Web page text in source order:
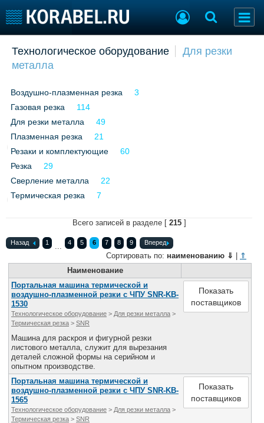
Судостроение
Новости
Компании
Репутация
Работа
Крюинг
Журнал
Реклама
Продажа флота
Услуги
Выставки и семинары
Личности
Галерея флота
Форум
Отзывы
Технологическое оборудование
Для резки
металла
Воздушно-плазменная резка
3
Газовая резка
114
Для резки металла
49
Плазменная резка
21
Резаки и комплектующие
60
Резка
29
Сверление металла
22
Термическая резка
7
Всего записей в разделе [ 215]
Назад 1 ... 4 5 6 7 8 9 Вперед
Сортировать по: наименованию ⇓
⇑
Наименование
Портальная машина термической и
воздушно-плазменной резки с ЧПУ SNR-KB-
1530
Технологическое оборудование > Для резки металла >
Термическая резка > SNR
Машина для раскроя и фигурной резки
листового металла, служит для вырезания
деталей сложной формы на серийном и
опытном производстве.
Показать
поставщиков
Портальная машина термической и
воздушно-плазменной резки с ЧПУ SNR-KB-
1565
Технологическое оборудование > Для резки металла >
Термическая резка > SNR
Показать
поставщиков